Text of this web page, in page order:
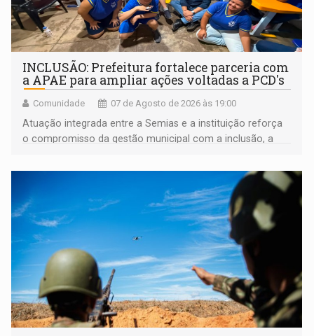
INCLUSÃO: Prefeitura fortalece parceria com
a APAE para ampliar ações voltadas a PCD's
Comunidade 07 de Agosto de 2026 às 19:00
Atuação integrada entre a Semias e a instituição reforça
o compromisso da gestão municipal com a inclusão, a